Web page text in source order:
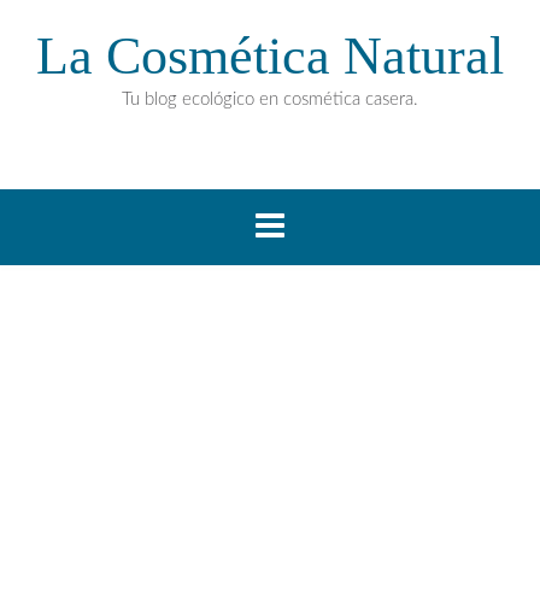
La Cosmética Natural
Tu blog ecológico en cosmética casera.